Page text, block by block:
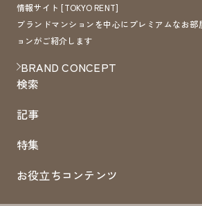
情報サイト [TOKYO RENT]
ブランドマンションを中心にプレミアムなお
ョンがご紹介します
BRAND CONCEPT
検索
記事
特集
お役立ちコンテンツ